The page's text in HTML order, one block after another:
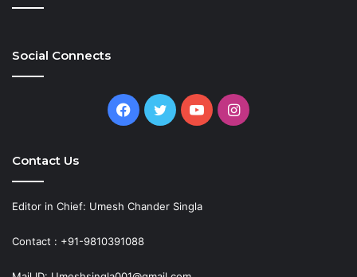
Social Connects
Facebook
TwitterYouTubeInstagram
Contact Us
Editor in Chief: Umesh Chander Singla
Contact : +91-9810391088